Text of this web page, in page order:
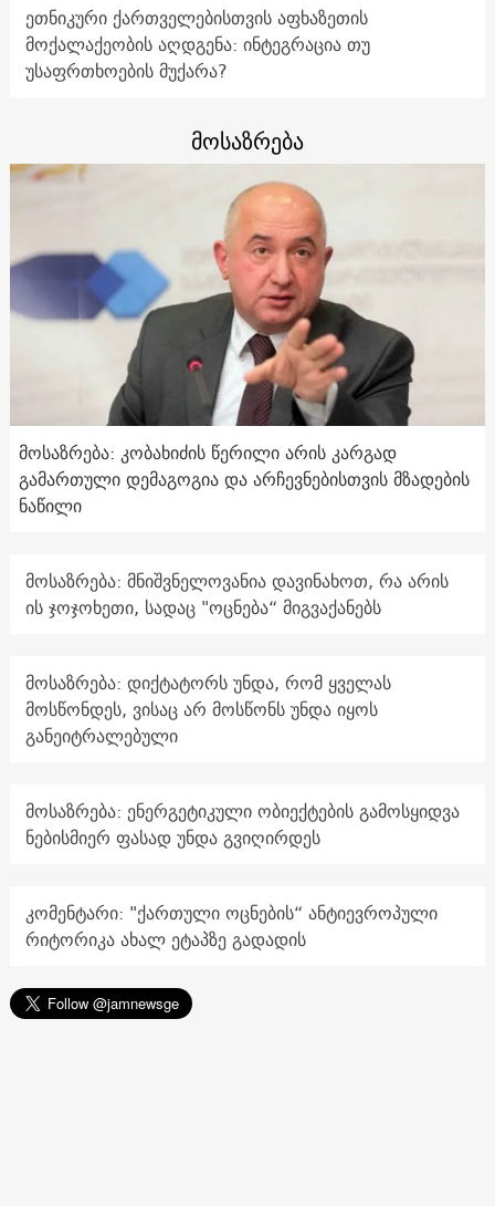
ეთნიკური ქართველებისთვის აფხაზეთის
მოქალაქეობის აღდგენა: ინტეგრაცია თუ
უსაფრთხოების მუქარა?
მოსაზრება
მოსაზრება: კობახიძის წერილი არის კარგად
გამართული დემაგოგია და არჩევნებისთვის მზადების
ნაწილი
მოსაზრება: მნიშვნელოვანია დავინახოთ, რა არის
ის ჯოჯოხეთი, სადაც "ოცნება“ მიგვაქანებს
მოსაზრება: დიქტატორს უნდა, რომ ყველას
მოსწონდეს, ვისაც არ მოსწონს უნდა იყოს
განეიტრალებული
მოსაზრება: ენერგეტიკული ობიექტების გამოსყიდვა
ნებისმიერ ფასად უნდა გვიღირდეს
კომენტარი: "ქართული ოცნების“ ანტიევროპული
რიტორიკა ახალ ეტაპზე გადადის